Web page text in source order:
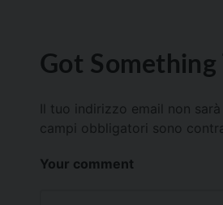
Got Something
Il tuo indirizzo email non
campi obbligatori sono
Your comment